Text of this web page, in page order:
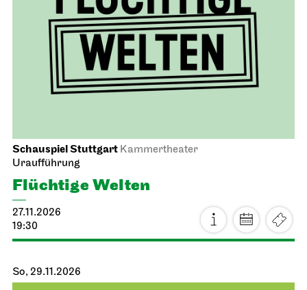
Schauspiel Stuttgart Kammertheater
Uraufführung
Flüchtige Welten
27.11.2026
19:30
So, 29.11.2026